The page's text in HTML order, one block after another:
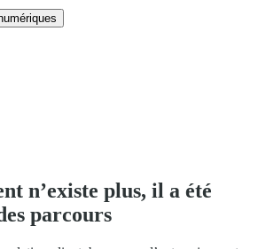
n’existe plus, il a été
parcours